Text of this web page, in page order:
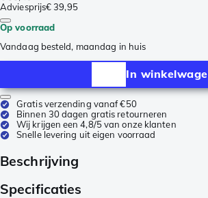
Adviesprijs€ 39,95
Op voorraad
Vandaag besteld, maandag in huis
In
Gratis verzending vanaf €50
Binnen 30 dagen gratis retourneren
Wij krijgen een 4,8/5 van onze klanten
Snelle levering uit eigen voorraad
Beschrijving
Specificaties